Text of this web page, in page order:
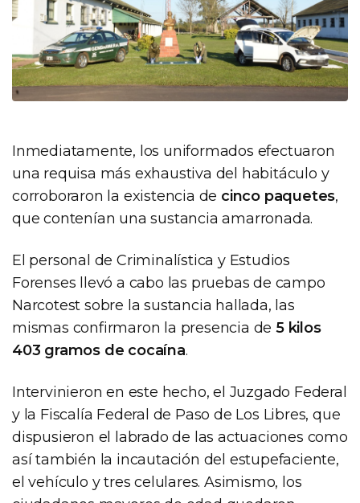
Inmediatamente, los uniformados efectuaron
una requisa más exhaustiva del habitáculo y
corroboraron la existencia de cinco paquetes,
que contenían una sustancia amarronada.
El personal de Criminalística y Estudios
Forenses llevó a cabo las pruebas de campo
Narcotest sobre la sustancia hallada, las
mismas confirmaron la presencia de 5 kilos
403 gramos de cocaína.
Intervinieron en este hecho, el Juzgado Federal
y la Fiscalía Federal de Paso de Los Libres, que
dispusieron el labrado de las actuaciones como
así también la incautación del estupefaciente,
el vehículo y tres celulares. Asimismo, los